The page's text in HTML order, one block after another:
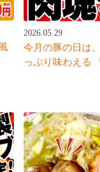
2026.05.29
今月の豚の日は
っぷり味わえる